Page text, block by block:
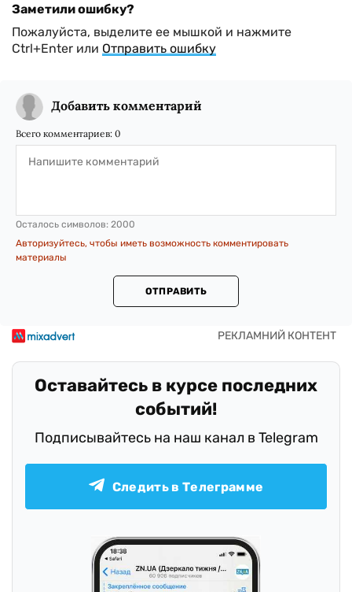
Заметили ошибку?
Пожалуйста, выделите ее мышкой и нажмите
Ctrl+Enter или Отправить ошибку
Добавить комментарий
Всего комментариев: 0
Осталось символов: 2000
Авторизуйтесь, чтобы иметь возможность комментировать
материалы
ОТПРАВИТЬ
Оставайтесь в курсе последних
событий!
Подписывайтесь на наш канал в Telegram
Следить в Телеграмме